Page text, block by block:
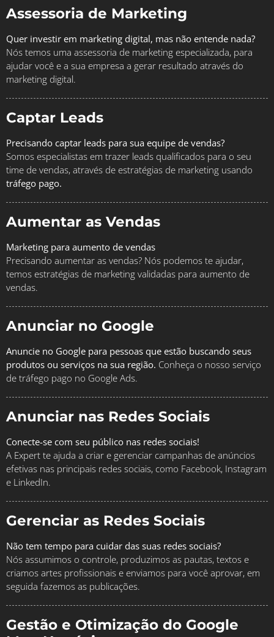
Assessoria de Marketing
Quer investir em marketing digital, mas não entende nada?
Nós temos uma assessoria de marketing especializada, para
ajudar você e a sua empresa a gerar resultado através do
marketing digital.
Captar Leads
Precisando captar leads para sua equipe de vendas?
Somos especialistas em trazer leads qualificados para o seu
time de vendas, através de estratégias de marketing usando
tráfego pago.
Aumentar as Vendas
Marketing para aumento de vendas
Precisando aumentar as vendas? Nós podemos te ajudar,
temos estratégias de marketing validadas para aumento de
vendas.
Anunciar no Google
Anuncie no Google para pessoas que estão buscando seus
produtos ou serviços na sua região. Conheça o nosso serviço
de tráfego pago no Google Ads.
Anunciar nas Redes Sociais
Conecte-se com seu público nas redes sociais!
A Expert te ajuda a criar e gerenciar campanhas de anúncios
efetivas nas principais redes sociais, como Facebook, Instagram
e LinkedIn.
Gerenciar as Redes Sociais
Não tem tempo para cuidar das suas redes sociais?
Nós assumimos o controle, produzimos as pautas, textos e
criamos artes profissionais e enviamos para você aprovar, em
seguida fazemos as publicações.
Gestão e Otimização do Google